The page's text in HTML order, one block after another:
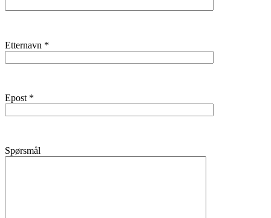
Etternavn *
Epost *
Spørsmål